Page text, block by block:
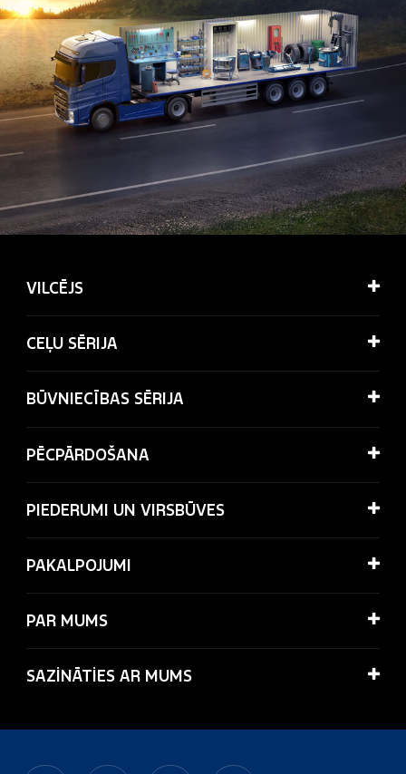
VILCĒJS
CEĻU SĒRIJA
BŪVNIECĪBAS SĒRIJA
PĒCPĀRDOŠANA
PIEDERUMI UN VIRSBŪVES
PAKALPOJUMI
PAR MUMS
SAZİNĀTİES AR MUMS